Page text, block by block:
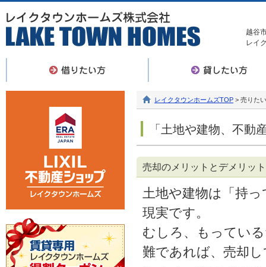
越谷
レイ
レイクタウンホームズTOP > 売りた
「土地や建物、不動
売却のメリットとデメリット
土地や建物は「持
現実です。
むしろ、もってい
難であれば、売却